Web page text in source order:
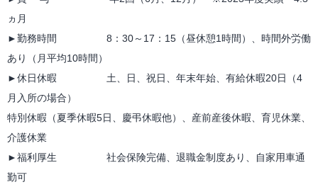
ヵ月
►勤務時間 8：30～17：15（昼休憩1時間）、時間外労働
あり（月平均10時間）
►休日休暇 土、日、祝日、年末年始、有給休暇20日（4
月入所の場合）
特別休暇（夏季休暇5日、慶弔休暇他）、産前産後休暇、育児休業、
介護休業
►福利厚生 社会保険完備、退職金制度あり、自家用車通
勤可